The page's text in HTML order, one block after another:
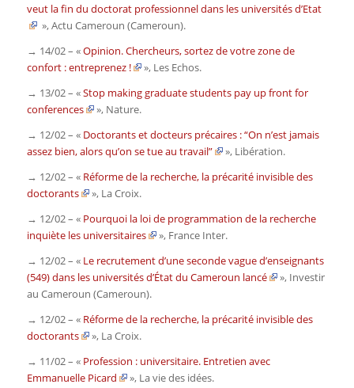
veut la fin du doctorat professionnel dans les universités d’Etat
»,Actu Cameroun(Cameroun).
→ 14/02 – «Opinion. Chercheurs, sortez de votre zone de
confort : entreprenez !
», Les Echos.
→ 13/02 – «Stop making graduate students pay up front for
conferences
», Nature.
→ 12/02 – « Doctorants et docteurs précaires : “On n’est jamais
assez bien, alors qu’on se tue au travail”
», Libération.
→ 12/02 – « Réforme de la recherche, la précarité invisible des
doctorants
», La Croix.
→ 12/02 – « Pourquoi la loi de programmation de la recherche
inquiète les universitaires
», France Inter.
→ 12/02 – « Le recrutement d’une seconde vague d’enseignants
(549) dans les universités d’État du Cameroun lancé
», Investir
au Cameroun (Cameroun).
→ 12/02 – « Réforme de la recherche, la précarité invisible des
doctorants
», La Croix.
→ 11/02 – « Profession : universitaire. Entretien avec
Emmanuelle Picard
», La vie des idées.